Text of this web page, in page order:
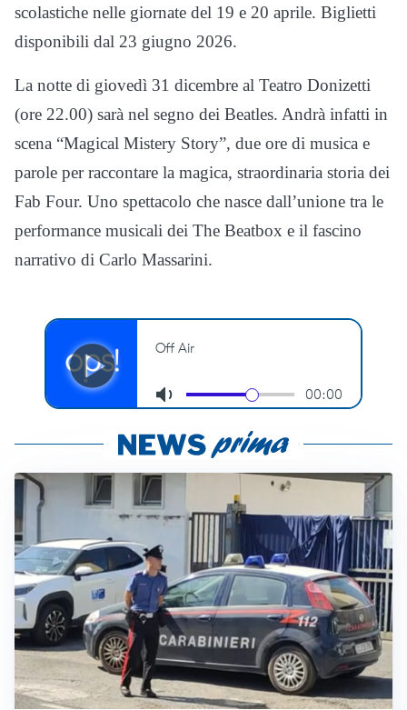
scolastiche nelle giornate del 19 e 20 aprile. Biglietti
disponibili dal 23 giugno 2026.
La notte di giovedì 31 dicembre al Teatro Donizetti
(ore 22.00) sarà nel segno dei Beatles. Andrà infatti in
scena “Magical Mistery Story”, due ore di musica e
parole per raccontare la magica, straordinaria storia dei
Fab Four. Uno spettacolo che nasce dall’unione tra le
performance musicali dei The Beatbox e il fascino
narrativo di Carlo Massarini.